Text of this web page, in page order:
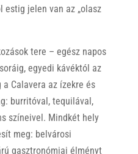
estig jelen van az „olasz
tere – egész napos
egyedi kávéktól az
Calavera az ízekre és
burritóval, tequilával,
színeivel. Mindkét hely
meg: belvárosi
gasztronómiai élményt